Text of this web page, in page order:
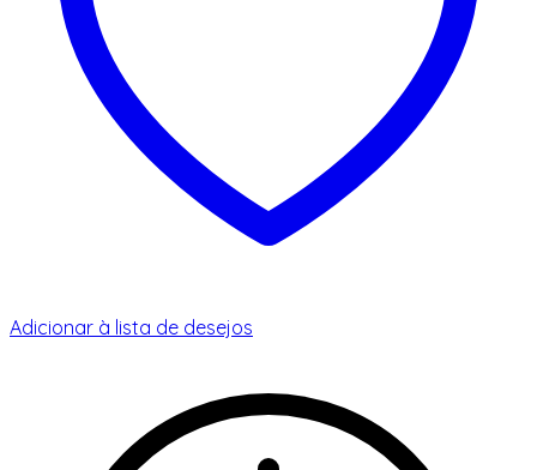
Adicionar à lista de desejos